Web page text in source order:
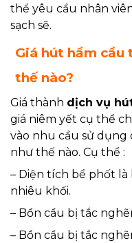
thể yêu cầu nhân
sạch sẽ.
Giá hút hầm cầu
thế nào?
Giá thành dịch vụ
giá niêm yết cụ thể
vào nhu cầu sử dụng
như thế nào. Cụ thể :
– Diện tích bể phốt là
nhiêu khối.
– Bồn cầu bị tắc
– Bồn cầu bị tắc